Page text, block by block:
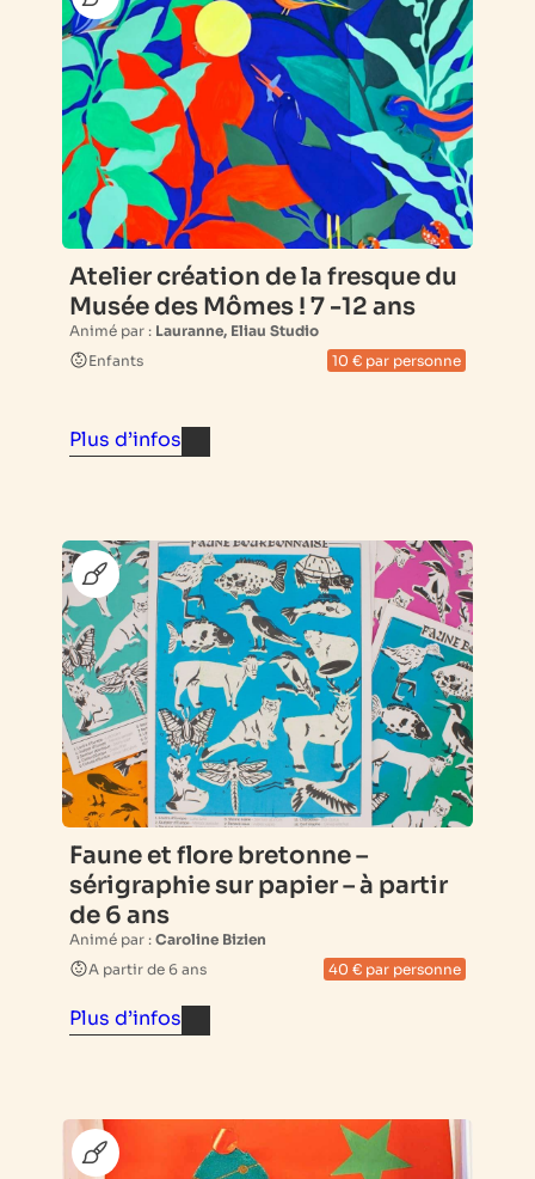
Atelier création de la fresque du
Musée des Mômes ! 7 -12 ans
Animé par : Lauranne, Eliau Studio
Enfants
10 € par personne
Plus d’infos
Faune et flore bretonne –
sérigraphie sur papier – à partir
de 6 ans
Animé par : Caroline Bizien
A partir de 6 ans
40 € par personne
Plus d’infos